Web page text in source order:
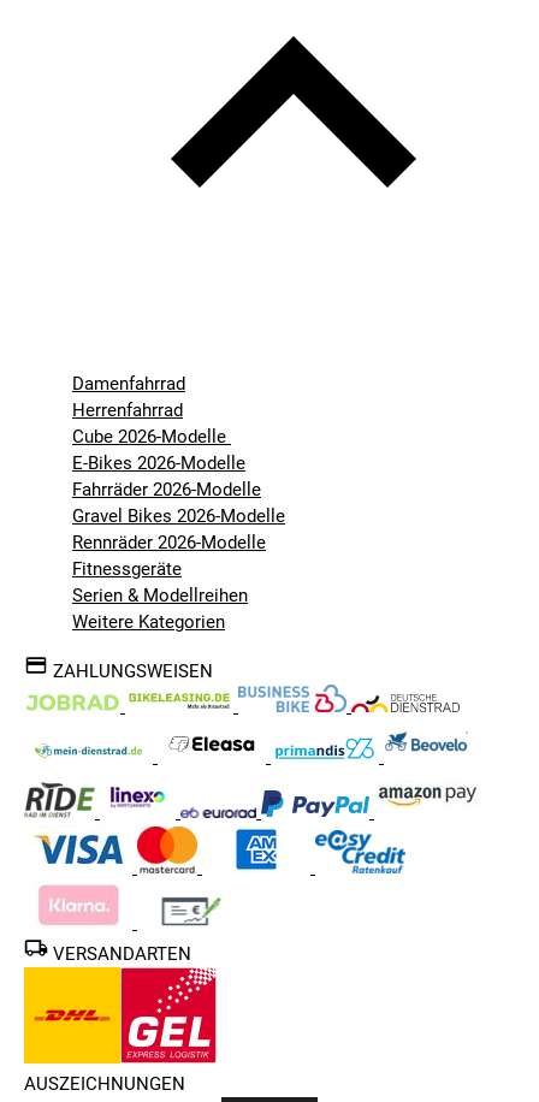
Damenfahrrad
Herrenfahrrad
Cube 2026-Modelle
E-Bikes 2026-Modelle
Fahrräder 2026-Modelle
Gravel Bikes 2026-Modelle
Rennräder 2026-Modelle
Fitnessgeräte
Serien & Modellreihen
Weitere Kategorien
ZAHLUNGSWEISEN
VERSANDARTEN
AUSZEICHNUNGEN